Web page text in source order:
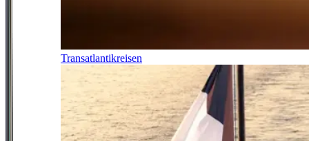
Transatlantikreisen